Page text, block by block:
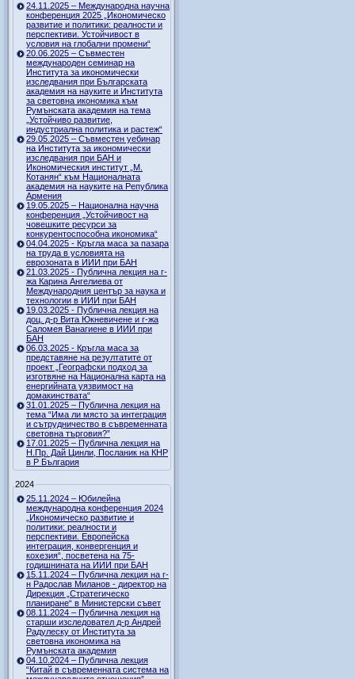
24.11.2025 – Международна научна
конференция 2025 „Икономическо
развитие и политики: реалности и
перспективи. Устойчивост в
условия на глобални промени“
20.06.2025 – Съвместен
международен семинар на
Института за икономически
изследвания при Българската
академия на науките и Института
за световна икономика към
Румънската академия на тема
„Устойчиво развитие,
индустриална политика и растеж“
29.05.2025 – Съвместен уебинар
на Института за икономически
изследвания при БАН и
Икономическия институт „М.
Котанян“ към Националната
академия на науките на Република
Армения
19.05.2025 – Национална научна
конференция „Устойчивост на
човешките ресурси за
конкурентоспособна икономика“
04.04.2025 - Кръгла маса за пазара
на труда в условията на
еврозоната в ИИИ при БАН
21.03.2025 - Публична лекция на г-
жа Карина Ангелиева от
Международния център за наука и
технологии в ИИИ при БАН
19.03.2025 - Публична лекция на
доц. д-р Вита Юкневичене и г-жа
Саломея Ванагиене в ИИИ при
БАН
06.03.2025 - Кръгла маса за
представяне на резултатите от
проект „Географски подход за
изготвяне на Национална карта на
енергийната уязвимост на
домакинствата“
31.01.2025 – Публична лекция на
тема “Има ли място за интеграция
и сътрудничество в съвременната
световна търговия?”
17.01.2025 – Публична лекция на
Н.Пр. Дай Цинли, Посланик на КНР
в Р България
2024
25.11.2024 – Юбилейна
международна конференция 2024
„Икономическо развитие и
политики: реалности и
перспективи. Европейска
интеграция, конвергенция и
кохезия“, посветена на 75-
годишнината на ИИИ при БАН
15.11.2024 – Публична лекция на г-
н Радослав Миланов - директор на
Дирекция „Стратегическо
планиране“ в Министерски съвет
08.11.2024 – Публична лекция на
старши изследовател д-р Андрей
Радулеску от Института за
световна икономика на
Румънската академия
04.10.2024 – Публична лекция
“Китай в съвременната система на